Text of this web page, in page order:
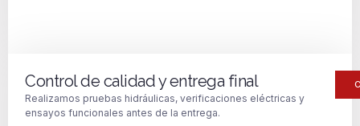
Control de calidad y entrega final
Realizamos pruebas hidráulicas, verificaciones eléctricas y
ensayos funcionales antes de la entrega.